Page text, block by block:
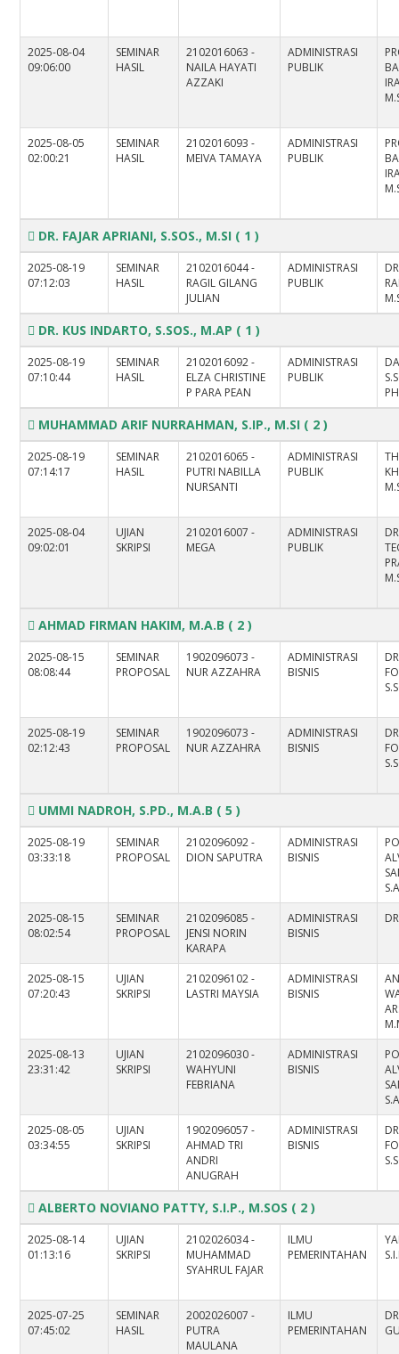
2025-08-04
09:06:00
SEMINAR
HASIL
2102016063 -
NAILA HAYATI
AZZAKI
ADMINISTRASI
PUBLIK
2025-08-05
02:00:21
SEMINAR
HASIL
2102016093 -
MEIVA TAMAYA
ADMINISTRASI
PUBLIK
DR. FAJAR APRIANI, S.SOS., M.SI ( 1 )
2025-08-19
07:12:03
SEMINAR
HASIL
2102016044 -
RAGIL GILANG
JULIAN
ADMINISTRASI
PUBLIK
DR. KUS INDARTO, S.SOS., M.AP ( 1 )
2025-08-19
07:10:44
SEMINAR
HASIL
2102016092 -
ELZA CHRISTINE
P PARA PEAN
ADMINISTRASI
PUBLIK
MUHAMMAD ARIF NURRAHMAN, S.IP., M.SI ( 2 )
2025-08-19
07:14:17
SEMINAR
HASIL
2102016065 -
PUTRI NABILLA
NURSANTI
ADMINISTRASI
PUBLIK
2025-08-04
09:02:01
UJIAN
SKRIPSI
2102016007 -
MEGA
ADMINISTRASI
PUBLIK
AHMAD FIRMAN HAKIM, M.A.B ( 2 )
2025-08-15
08:08:44
SEMINAR
PROPOSAL
1902096073 -
NUR AZZAHRA
ADMINISTRASI
BISNIS
2025-08-19
02:12:43
SEMINAR
PROPOSAL
1902096073 -
NUR AZZAHRA
ADMINISTRASI
BISNIS
UMMI NADROH, S.PD., M.A.B ( 5 )
2025-08-19
03:33:18
SEMINAR
PROPOSAL
2102096092 -
DION SAPUTRA
ADMINISTRASI
BISNIS
2025-08-15
08:02:54
SEMINAR
PROPOSAL
2102096085 -
JENSI NORIN
KARAPA
ADMINISTRASI
BISNIS
2025-08-15
07:20:43
UJIAN
SKRIPSI
2102096102 -
LASTRI MAYSIA
ADMINISTRASI
BISNIS
2025-08-13
23:31:42
UJIAN
SKRIPSI
2102096030 -
WAHYUNI
FEBRIANA
ADMINISTRASI
BISNIS
2025-08-05
03:34:55
UJIAN
SKRIPSI
1902096057 -
AHMAD TRI
ANDRI
ANUGRAH
ADMINISTRASI
BISNIS
ALBERTO NOVIANO PATTY, S.I.P., M.SOS ( 2 )
2025-08-14
01:13:16
UJIAN
SKRIPSI
2102026034 -
MUHAMMAD
SYAHRUL FAJAR
ILMU
PEMERINTAHAN
2025-07-25
07:45:02
SEMINAR
HASIL
2002026007 -
PUTRA
MAULANA
ILMU
PEMERINTAHAN